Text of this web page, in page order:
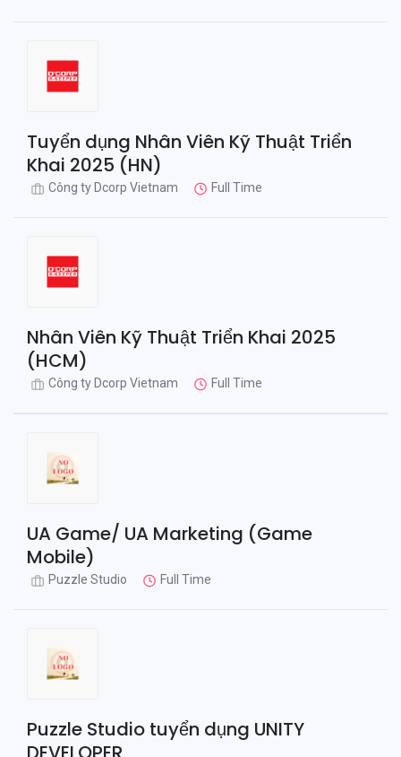
Tuyển dụng Nhân Viên Kỹ Thuật Triển
Khai 2025 (HN)
Công ty Dcorp Vietnam Full Time
Nhân Viên Kỹ Thuật Triển Khai 2025
(HCM)
Công ty Dcorp Vietnam Full Time
UA Game/ UA Marketing (Game
Mobile)
Puzzle Studio Full Time
Puzzle Studio tuyển dụng UNITY